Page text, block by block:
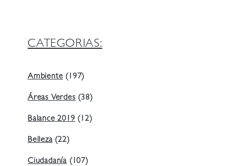
CATEGORIAS:
Ambiente (197)
Áreas Verdes (38)
Balance 2019 (12)
Belleza(22)
Ciudadanía (107)